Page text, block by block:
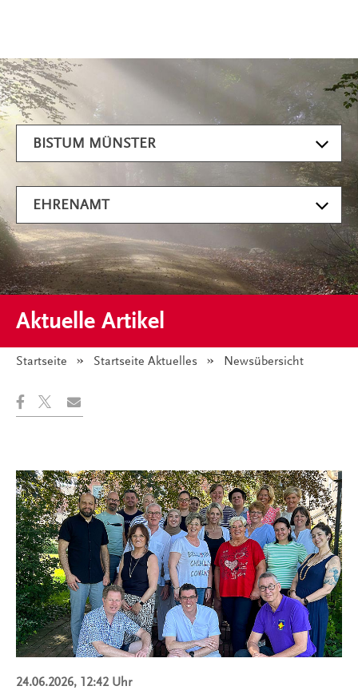
Aktuelle Artikel
Artikel filtern
BISTUM MÜNSTER
EHRENAMT
Startseite Startseite Aktuelles Angezeigt:
Newsübersicht
24.06.2026, 12:42 Uhr